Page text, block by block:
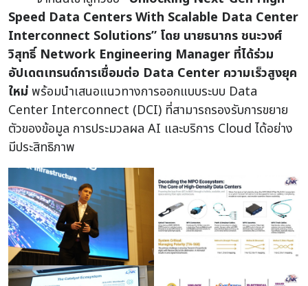
Speed Data Centers With Scalable Data Center
Interconnect Solutions” โดย นายธนากร ชนะวงศ์
วิสุทธิ์ Network Engineering Manager ที่ได้ร่วม
อัปเดตเทรนด์การเชื่อมต่อ Data Center ความเร็วสูงยุค
ใหม่พร้อมนำเสนอแนวทางการออกแบบระบบ Data
Center Interconnect (DCI) ที่สามารถรองรับการขยาย
ตัวของข้อมูล การประมวลผล AI และบริการ Cloud ได้อย่าง
มีประสิทธิภาพ